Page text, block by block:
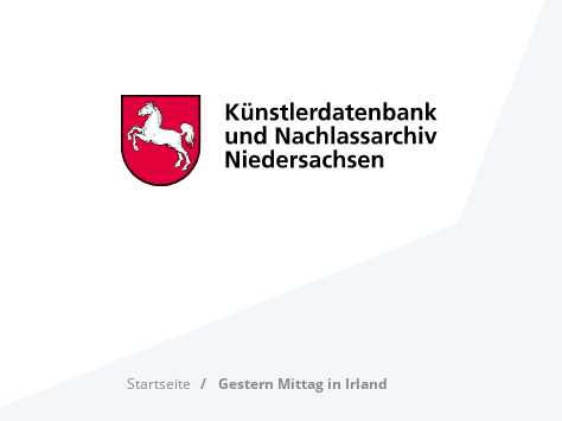
Startseite Gestern Mittag in Irland